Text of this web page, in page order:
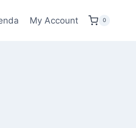
My Account 0